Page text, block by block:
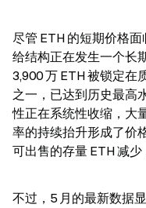
尽管 ETH 的短期价格
给结构正在发生一个长
3,900 万 ETH 被锁定在
之一，已达到历史最高
性正在系统性收缩，大
率的持续抬升形成了价
可出售的存量 ETH 减少
不过，5 月的最新数据